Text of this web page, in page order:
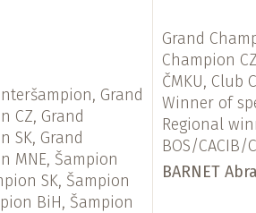
Grand
CZ, Grand
SK, Grand
MNE, Šampion
SK, Šampion
BiH, Šampion
Grand
Champion
ČMKU, Club
Winner of
Regional
BOS/CACIB/
BARNET